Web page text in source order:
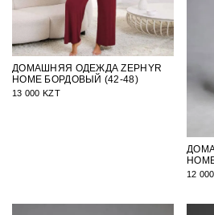
ДОМАШНЯЯ ОДЕЖДА ZEPHYR
HOME БОРДОВЫЙ (42-48)
13 000 KZT
12